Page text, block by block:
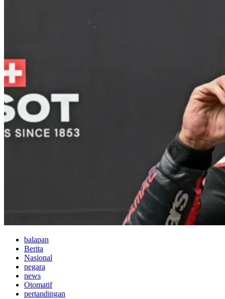
balapan
Berita
Nasional
negara
news
Otomatif
pertandingan